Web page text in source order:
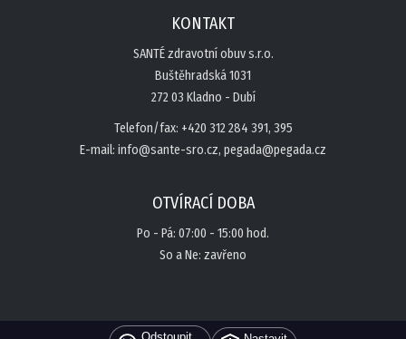
KONTAKT
SANTÉ zdravotní obuv s.r.o.
Buštěhradská 1031
272 03 Kladno - Dubí
Telefon/fax: +420 312 284 391, 395
E-mail: info@sante-sro.cz, pegada@pegada.cz
OTVÍRACÍ DOBA
Po - Pá: 07:00 - 15:00 hod.
So a Ne: zavřeno